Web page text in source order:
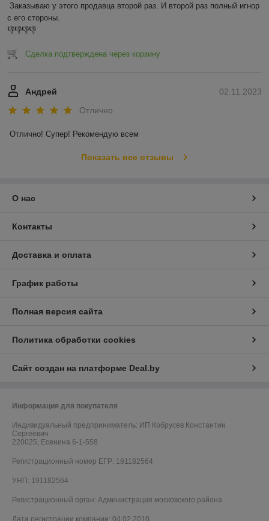
Заказываю у этого продавца второй раз. И второй раз полный игнор
с его стороны.
👎👎👎👎
Сделка подтверждена через корзину
02.11.2023
Андрей
Отлично
Отлично! Супер! Рекомендую всем
Показать все отзывы
О нас
Контакты
Доставка и оплата
График работы
Полная версия сайта
Политика обработки cookies
Сайт создан на платформе Deal.by
Информация для покупателя
Индивидуальный предприниматель: ИП Кобрусев Константин
Сергеевич
220025, Есенина 6-1-558
Регистрационный номер ЕГР: 191182564
УНП: 191182564
Регистрационный орган: Администрация московского района
Дата регистрации компании: 04.02.2010